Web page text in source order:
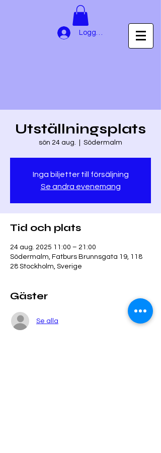
Logga in
Utställningsplats
sön 24 aug. Södermalm
Inga biljetter till försäljning
Se andra evenemang
Tid och plats
24 aug. 2025 11:00 – 21:00
Södermalm, Fatburs Brunnsgata 19, 118
28 Stockholm, Sverige
Gäster
Se alla